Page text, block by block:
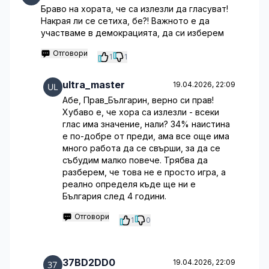
Браво на хората, че са излезли да гласуват!
Накрая ли се сетиха, бе?! Важното е да
участваме в демокрацията, да си изберем
Отговори 1 1
ultra_master 19.04.2026, 22:09
Абе, Прав_Българин, верно си прав!
Хубаво е, че хора са излезли - всеки
глас има значение, нали? 34% наистина
е по-добре от преди, ама все още има
много работа да се свърши, за да се
събудим малко повече. Трябва да
разберем, че това не е просто игра, а
реално определя къде ще ни е
България след 4 години.
Отговори 1 0
37BD2DD0 19.04.2026, 22:09